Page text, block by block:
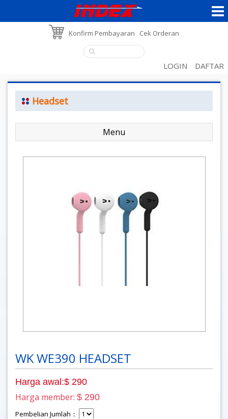
Konfirm Pembayaran Cek Orderan
LOGIN DAFTAR
Headset
Menu
WK WE390 HEADSET
Harga awal:$ 290
Harga member: $ 290
Pembelian Jumlah：